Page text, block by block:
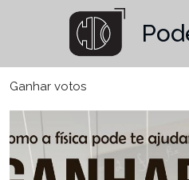
Ganhar votos